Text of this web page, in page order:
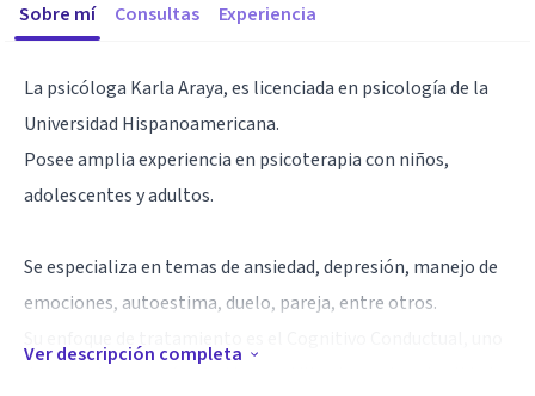
Sobre mí Consultas Experiencia
La psicóloga Karla Araya, es licenciada en psicología de la
Universidad Hispanoamericana.
Posee amplia experiencia en psicoterapia con niños,
adolescentes y adultos.
Se especializa en temas de ansiedad, depresión, manejo de
emociones, autoestima, duelo, pareja, entre otros.
Ver descripción completa